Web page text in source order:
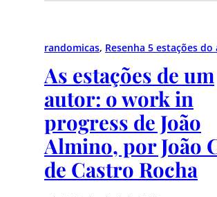
randomicas, Resenha 5 estações do
As estações de um
autor: o work in
progress de João
Almino, por João
de Castro Rocha